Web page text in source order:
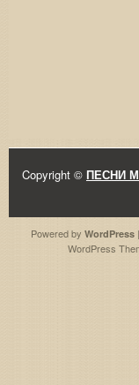
Copyright © ПЕСНИ
Powered by WordPress
WordPress